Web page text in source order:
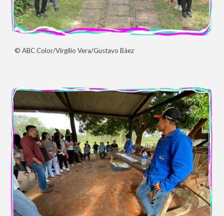
© ABC Color/Virgilio Vera/Gustavo Báez